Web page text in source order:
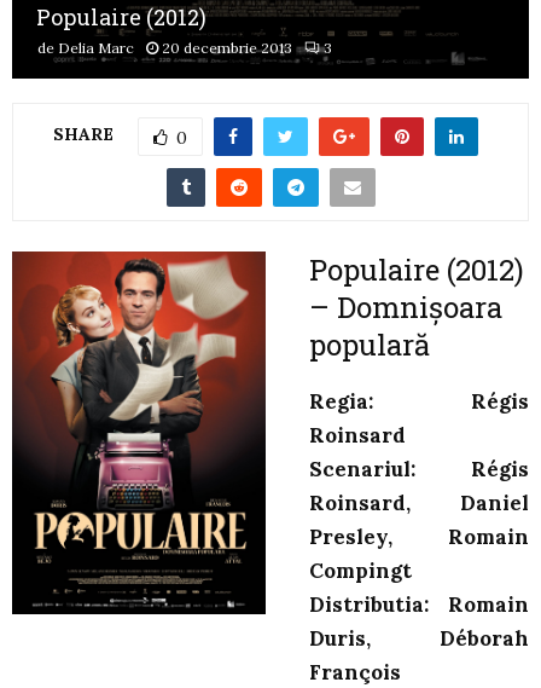
Populaire (2012)
de Delia Marc 20 decembrie 2013 3
SHARE 0
Populaire (2012)
– Domnișoara
populară
Regia: Régis
Roinsard
Scenariul: Régis
Roinsard, Daniel
Presley, Romain
Compingt
Distributia: Romain
Duris, Déborah
François